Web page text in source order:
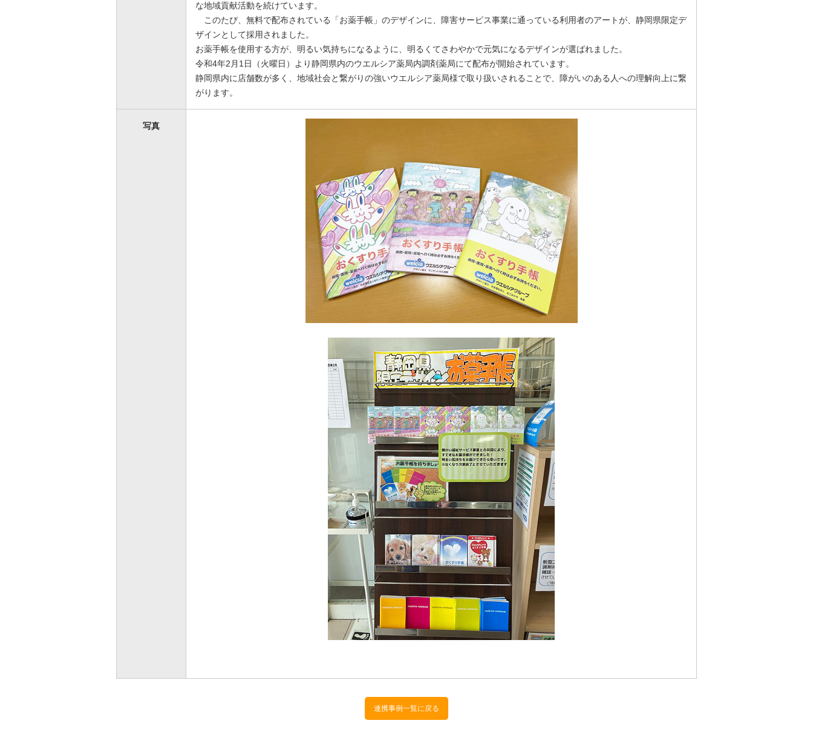
な地域貢献活動を続けています。
このたび、無料で配布されている「お薬手帳」のデザインに、障害サービス事業に通っている利用者のアートが、静岡県限定デ
ザインとして採用されました。
お薬手帳を使用する方が、明るい気持ちになるように、明るくてさわやかで元気になるデザインが選ばれました。
令和4年2月1日（火曜日）より静岡県内のウエルシア薬局内調剤薬局にて配布が開始されています。
静岡県内に店舗数が多く、地域社会と繋がりの強いウエルシア薬局様で取り扱いされることで、障がいのある人への理解向上に繋
がります。
写真
連携事例一覧に戻る